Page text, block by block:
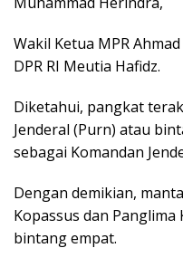
Wakil Ketua MPR
DPR RI Meutia Hafidz.
Diketahui, pangkat
Jenderal (Purn) atau
sebagai Komandan
Dengan demikian,
Kopassus dan
bintang empat.